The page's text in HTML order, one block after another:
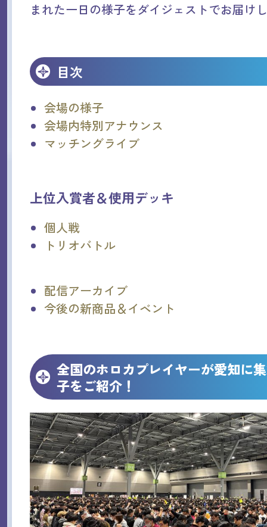
まれた一日の様子をダイジェストでお届け
目次
会場の様子
会場内特別アナウンス
マッチングライブ
上位入賞者＆使用デッキ
個人戦
トリオバトル
配信アーカイブ
今後の新商品＆イベント
全国のホロカプレイヤーが愛知に
子をご紹介！